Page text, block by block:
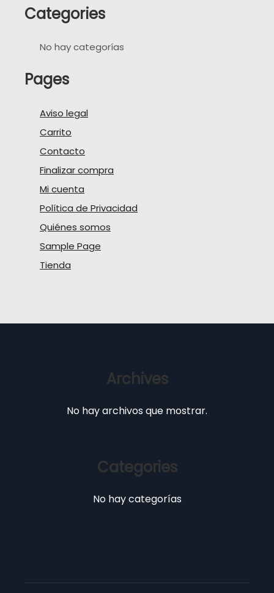
Categories
No hay categorías
Pages
Aviso legal
Carrito
Contacto
Finalizar compra
Mi cuenta
Política de Privacidad
Quiénes somos
Sample Page
Tienda
Archives
No hay archivos que mostrar.
Categories
No hay categorías